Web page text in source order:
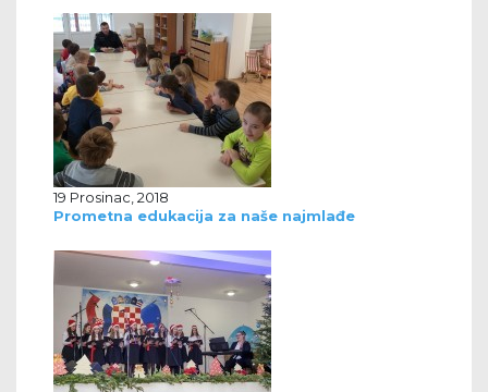
19 Prosinac, 2018
Prometna edukacija za naše najmlađe